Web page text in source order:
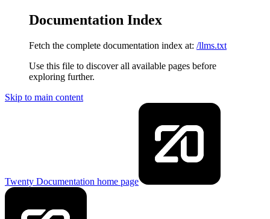
Documentation Index
Fetch the complete documentation index at: /llms.txt
Use this file to discover all available pages before
exploring further.
Skip to main content
Twenty Documentation home page